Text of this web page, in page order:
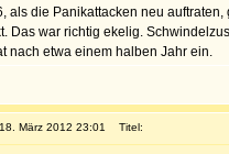
als die Panikattacken neu
Das war richtig ekelig.
nach etwa einem halben Jahr ein.
März 2012 23:01 Titel: